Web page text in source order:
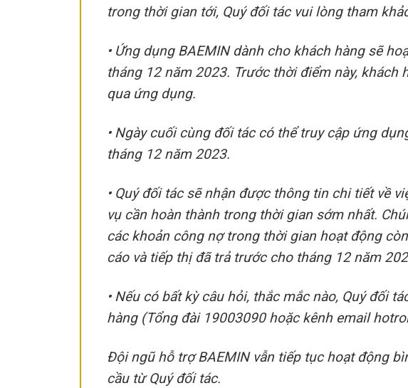
trong thời gian tới, Quý đối tác vui lòng tham
• Ứng dụng BAEMIN dành cho khách hàng sẽ
tháng 12 năm 2023. Trước thời điểm này, khách
qua ứng dụng.
• Ngày cuối cùng đối tác có thể truy cập ứng
tháng 12 năm 2023.
• Quý đối tác sẽ nhận được thông tin chi tiết về
vụ cần hoàn thành trong thời gian sớm nhất.
các khoản công nợ trong thời gian hoạt động
cáo và tiếp thị đã trả trước cho tháng 12 năm
• Nếu có bất kỳ câu hỏi, thắc mắc nào, Quý đối
hàng (Tổng đài 19003090 hoặc kênh email
Đội ngũ hỗ trợ BAEMIN vẫn tiếp tục hoạt động
cầu từ Quý đối tác.